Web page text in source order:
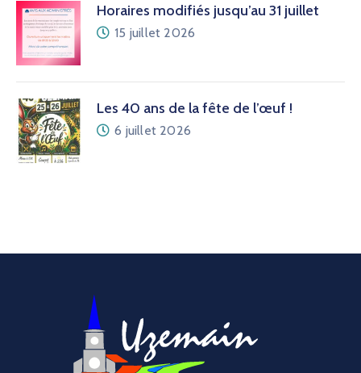
Horaires modifiés jusqu’au 31 juillet
15 juillet 2026
Les 40 ans de la fête de l’œuf !
6 juillet 2026